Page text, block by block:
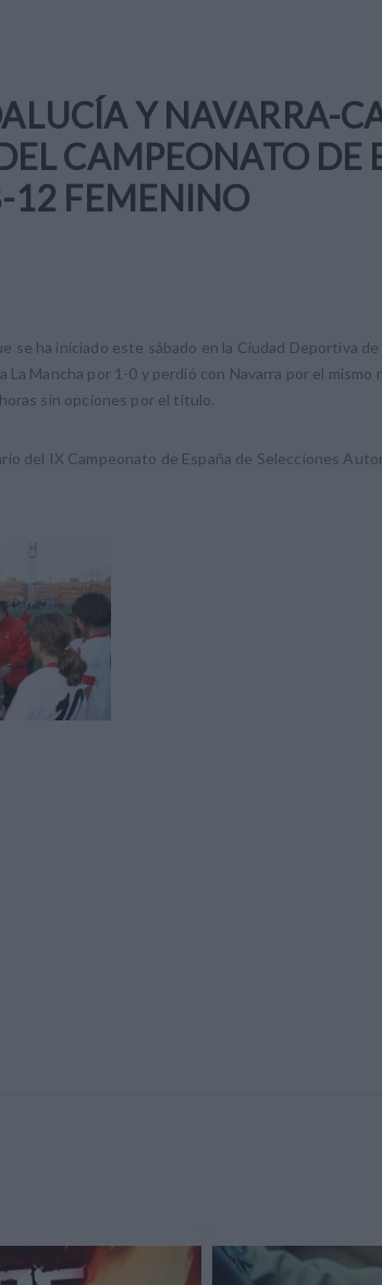
Y NAVARRA-
CAMPEONATO DE
12 FEMENINO
se ha iniciado este sábado en la Ciudad Deportiva
La Mancha por 1-0 y perdió con Navarra por el
sin opciones por el título.
del IX Campeonato de España de Selecciones